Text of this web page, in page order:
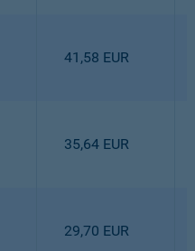
41,58 EUR
35,64 EUR
29,70 EUR